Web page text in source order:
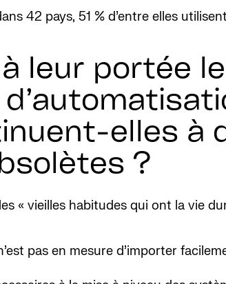
42 pays, 51 % d’entre elles
leur portée
elles à
?
« vieilles habitudes qui ont la vie
pas en mesure d’importer